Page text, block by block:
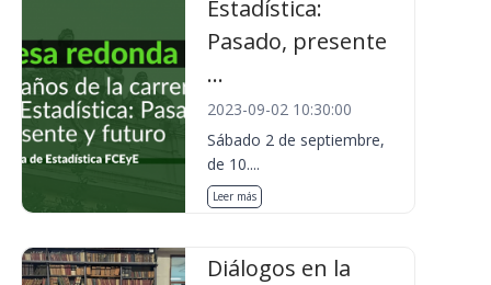
Estadística:
Pasado, presente
...
2023-09-02 10:30:00
Sábado 2 de septiembre,
de 10....
Leer más
Diálogos en la